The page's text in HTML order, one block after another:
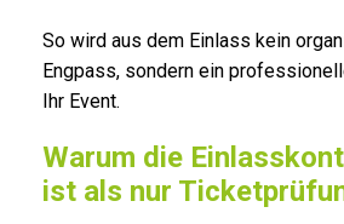
So wird aus dem Einlass kein
Engpass, sondern ein
Ihr Event.
Warum die
ist als nur